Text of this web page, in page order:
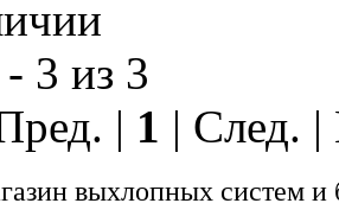
3 из 3
| 1 | След.
выхлопных систем и